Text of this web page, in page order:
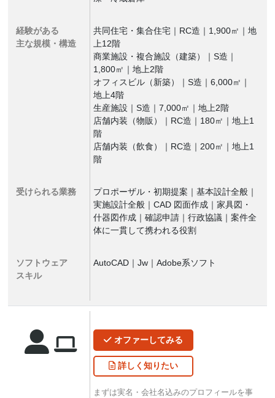
経験がある
主な規模・構造
共同住宅・集合住宅｜RC造｜1,900㎡｜地
上12階
商業施設・複合施設（建築）｜S造｜
1,800㎡｜地上2階
オフィスビル（新築）｜S造｜6,000㎡｜
地上4階
生産施設｜S造｜7,000㎡｜地上2階
店舗内装（物販）｜RC造｜180㎡｜地上1
階
店舗内装（飲食）｜RC造｜200㎡｜地上1
階
受けられる業務
プロポーザル・初期提案｜基本設計全般｜
実施設計全般｜CAD 図面作成｜家具図・
什器図作成｜確認申請｜行政協議｜案件全
体に一貫して携われる役割
ソフトウェア
スキル
AutoCAD｜Jw｜Adobe系ソフト
オファーしてみる
詳しく知りたい
まずは実名・会社名込みのプロフィールを事